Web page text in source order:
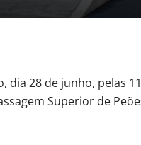
dia 28 de junho, pelas
Superior de